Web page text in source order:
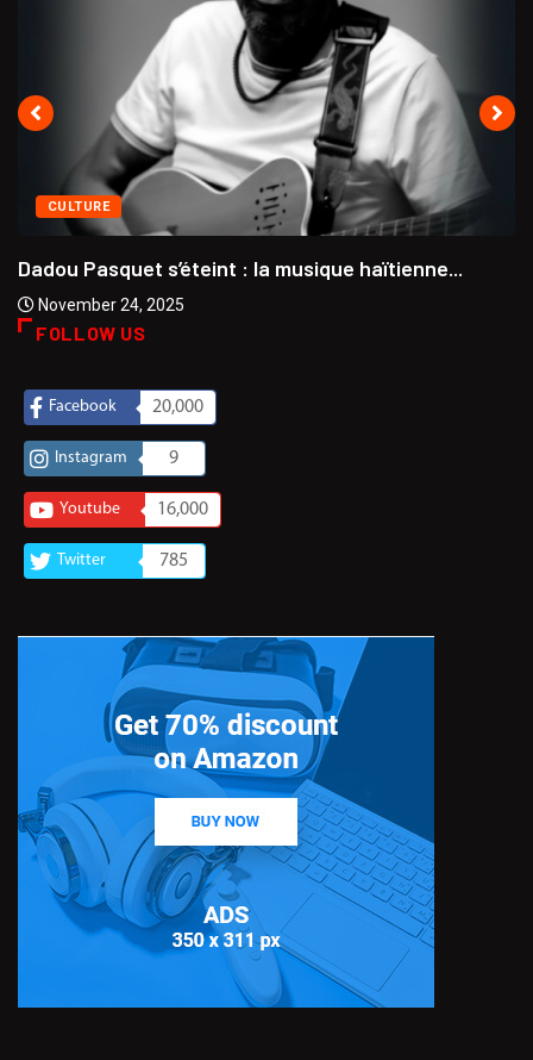
CULTURE
Dadou Pasquet s’éteint : la musique haïtienne...
November 24, 2025
FOLLOW US
Facebook 20,000
Instagram 9
Youtube 16,000
Twitter 785